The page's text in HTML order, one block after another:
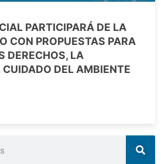
PARTICIPARÁ DE LA
CON PROPUESTAS PARA
DERECHOS, LA
DEL AMBIENTE